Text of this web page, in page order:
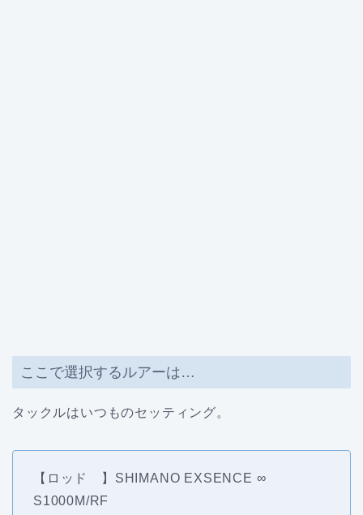
ここで選択するルアーは…
タックルはいつものセッティング。
【ロッド 】SHIMANO EXSENCE ∞
S1000M/RF